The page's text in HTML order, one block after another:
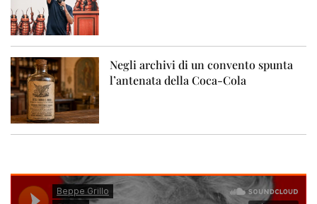
Negli archivi di un convento spunta
l’antenata della Coca-Cola